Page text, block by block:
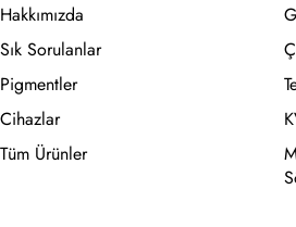
Hakkımızda
Sık Sorulanlar
Pigmentler
Cihazlar
Tüm Ürünler